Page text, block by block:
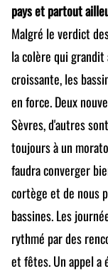
pays et partout
Malgré le verdict
la colère qui
croissante, les
en force. Deux
Sèvres, d'autres
toujours à un
faudra converger
cortège et de nous
bassines. Les
rythmé par des
et fêtes. Un appel a